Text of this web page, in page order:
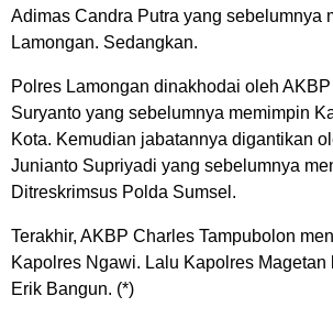
Adimas Candra Putra yang sebelumnya
Lamongan. Sedangkan.
Polres Lamongan dinakhodai oleh
Suryanto yang sebelumnya memimpin
Kota. Kemudian jabatannya digantikan
Junianto Supriyadi yang sebelumnya
Ditreskrimsus Polda Sumsel.
Terakhir, AKBP Charles Tampubolon
Kapolres Ngawi. Lalu Kapolres Magetan
Erik Bangun. (*)